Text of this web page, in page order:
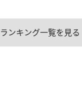
ランキング一覧を見る